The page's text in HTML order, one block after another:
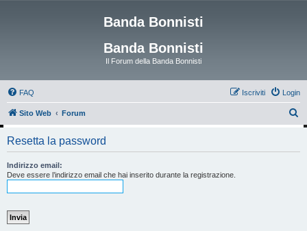
Banda Bonnisti
Banda Bonnisti
Il Forum della Banda Bonnisti
FAQ Login
Iscriviti
Sito Web Forum
Resetta la password
Indirizzo email:
Deve essere l’indirizzo email che hai inserito durante la registrazione.